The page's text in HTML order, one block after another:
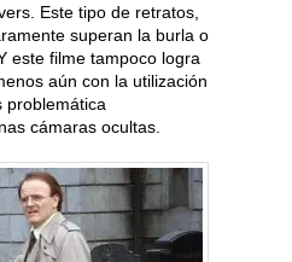
Este tipo de retratos,
superan la burla o
este filme tampoco logra
aún con la utilización
problemática
cámaras ocultas.